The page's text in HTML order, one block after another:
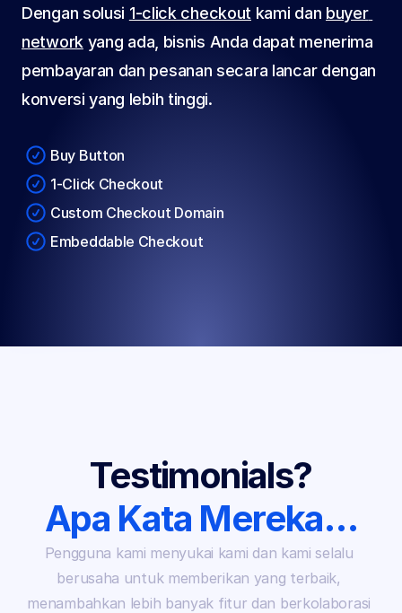
Dengan solusi 1-click checkout kami dan buyer
network yang ada, bisnis Anda dapat menerima
pembayaran dan pesanan secara lancar dengan
konversi yang lebih tinggi.
Buy Button
1-Click Checkout
Custom Checkout Domain
Embeddable Checkout
Testimonials?
Apa Kata Mereka…
Pengguna kami menyukai kami dan kami selalu
berusaha untuk memberikan yang terbaik,
menambahkan lebih banyak fitur dan berkolaborasi